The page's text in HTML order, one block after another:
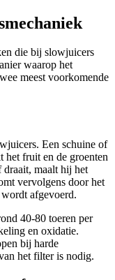
die bij slowjuicers
waarop het
meest voorkomende
Een schuine of
het fruit en de groenten
maalt hij het
vervolgens door het
afgevoerd.
40-80 toeren per
en oxidatie.
bij harde
het filter is nodig.